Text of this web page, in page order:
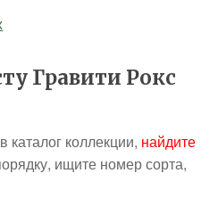
Гравити Рокс
в каталог коллекции, найдите
ищите номер сорта,